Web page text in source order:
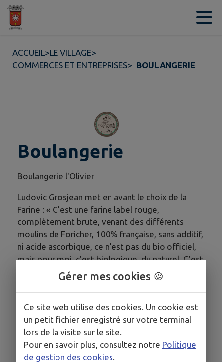
Contenu
ACCUEIL>LE VILLAGE>
COMMERCES ET ENTREPRISES> BOULANGERIE
Boulangerie
Boulangerie l'Olivier
Ludovic Grosjean met en avant le choix de la
Farine : « C’est une farine label rouge,
complètement brute, venant des différents
moulins de Foricher, 100% française, sans additif,
ni acide ascorbique, ce n’est pas du bio officiel,
mais pour moi, c’est biologique, du naturel. C’est
une farine qui demande au boulanger de
chaud en permanence. C’est au boulanger de
s’adapter à sa farine et pas le contraire. »
Gérer mes cookies 🍪
Ce site web utilise des cookies. Un cookie est
un petit fichier enregistré sur votre terminal
lors de la visite sur le site.
Pour en savoir plus, consultez notre Politique
de gestion des cookies.